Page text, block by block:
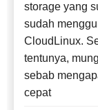
storage yang
sudah
CloudLinux.
tentunya,
sebab
cepat